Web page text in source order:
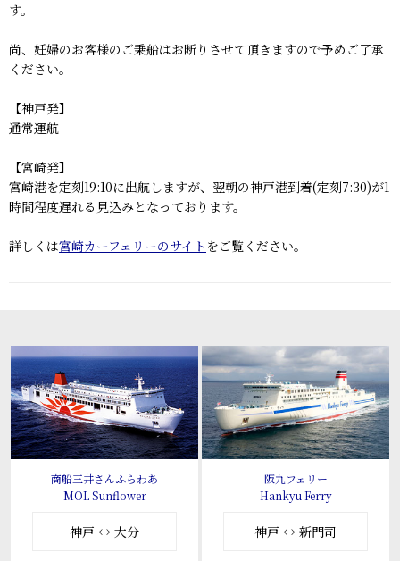
す。
尚、妊婦のお客様のご乗船はお断りさせて頂きますので予めご了承
ください。
【神戸発】
通常運航
【宮崎発】
宮崎港を定刻19:10に出航しますが、翌朝の神戸港到着(定刻7:30)が1
時間程度遅れる見込みとなっております。
詳しくは宮崎カーフェリーのサイト をご覧ください。
商船三井さんふらわあ
MOL Sunflower
神戸 ↔ 大分
阪九フェリー
Hankyu Ferry
神戸 ↔ 新門司